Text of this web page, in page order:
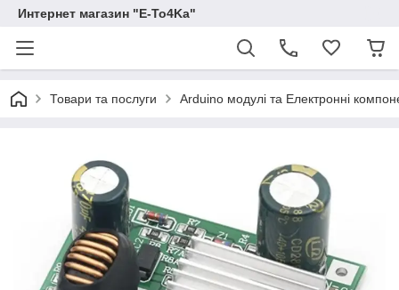
Интернет магазин "E-To4Ka"
Товари та послуги Arduino модулі та Електронні